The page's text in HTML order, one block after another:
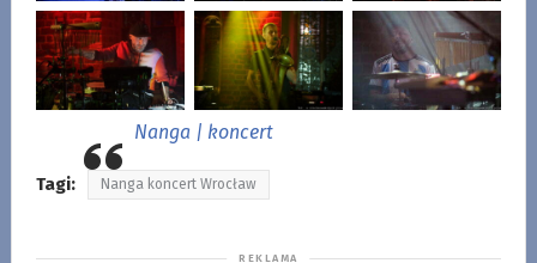
Nanga | koncert
Tagi: Nanga koncert Wrocław